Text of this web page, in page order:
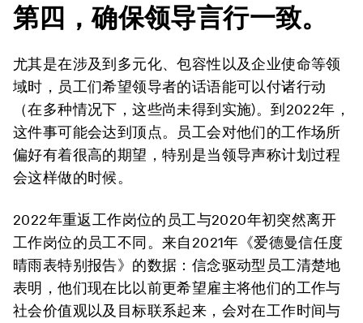
第四，确保领导言行一致。
尤其是在涉及到多元化、包容性以及企业使命等领
域时，员工们希望领导者的话语能可以付诸行动
（在多种情况下，这些尚未得到实施)。到2022年，
这件事可能会达到顶点。员工会对他们的工作场所
偏好有着很高的期望，特别是当领导声称计划过程
会这样做的时候。
2022年重返工作岗位的员工与2020年初突然离开
工作岗位的员工不同。来自2021年《爱德曼信任度
晴雨表特别报告》的数据：信念驱动型员工清楚地
表明，他们现在比以前更希望雇主将他们的工作与
社会价值观以及目标联系起来，会对在工作时间与